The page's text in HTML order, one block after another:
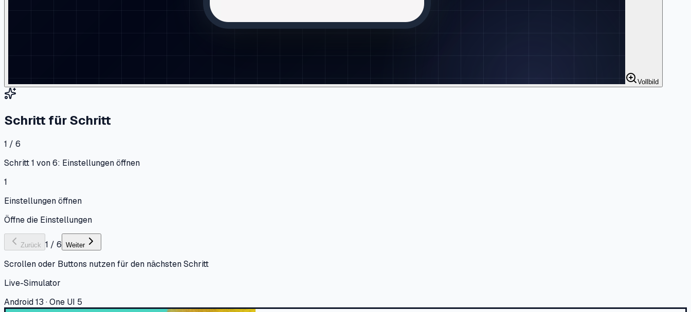
Vollbild
Schritt für Schritt
1 / 6
Schritt 1 von 6: Einstellungen öffnen
1
Einstellungen öffnen
Öffne die Einstellungen
Zurück 1 / 6 Weiter
Scrollen oder Buttons nutzen für den nächsten Schritt
Live-Simulator
Android 13 · One UI 5